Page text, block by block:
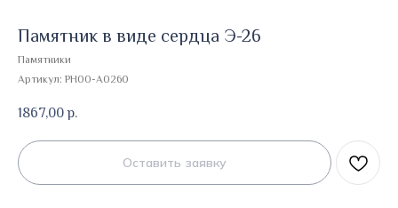
Памятник в виде сердца Э-26
Памятники
Артикул: PH00-A0260
1867,00 р.
Оставить заявку